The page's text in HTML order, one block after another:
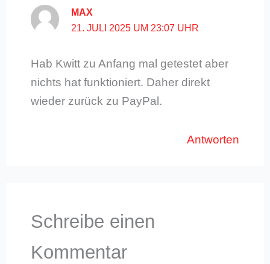
MAX
21. JULI 2025 UM 23:07 UHR
Hab Kwitt zu Anfang mal getestet aber
nichts hat funktioniert. Daher direkt
wieder zurück zu PayPal.
Antworten
Schreibe einen
Kommentar